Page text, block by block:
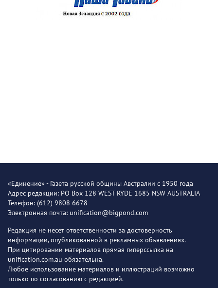
«Единение» - Газета русской общины Австралии с 1950 года
Адрес редакции: PO Box 128 WEST RYDE 1685 NSW AUSTRALIA
Телефон: (612) 9808 6678
Электронная почта: unification@bigpond.com
Редакция не несет ответственности за достоверность
информации, опубликованной в рекламных объявлениях.
При цитировании материалов прямая гиперссылка на
unification.com.au обязательна.
Любое использование материалов и иллюстраций возможно
только по согласованию с редакцией.